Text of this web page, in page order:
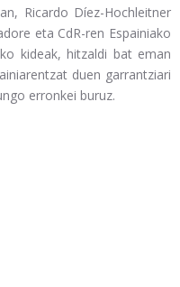
Ricardo Díez-Hochleitner
eta CdR-ren Espainiako
kideak, hitzaldi bat eman
duen garrantziari
erronkei buruz.